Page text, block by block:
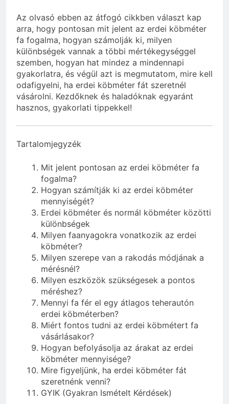
Az olvasó ebben az átfogó cikkben választ kap
arra, hogy pontosan mit jelent az erdei köbméter
fa fogalma, hogyan számolják ki, milyen
különbségek vannak a többi mértékegységgel
szemben, hogyan hat mindez a mindennapi
gyakorlatra, és végül azt is megmutatom, mire kell
odafigyelni, ha erdei köbméter fát szeretnél
vásárolni. Kezdőknek és haladóknak egyaránt
hasznos, gyakorlati tippekkel!
Tartalomjegyzék
Mit jelent pontosan az erdei köbméter fa
fogalma?
Hogyan számítják ki az erdei köbméter
mennyiségét?
Erdei köbméter és normál köbméter közötti
különbségek
Milyen faanyagokra vonatkozik az erdei
köbméter?
Milyen szerepe van a rakodás módjának a
mérésnél?
Milyen eszközök szükségesek a pontos
méréshez?
Mennyi fa fér el egy átlagos teherautón
erdei köbméterben?
Miért fontos tudni az erdei köbmétert fa
vásárlásakor?
Hogyan befolyásolja az árakat az erdei
köbméter mennyisége?
Mire figyeljünk, ha erdei köbméter fát
szeretnénk venni?
GYIK (Gyakran Ismételt Kérdések)